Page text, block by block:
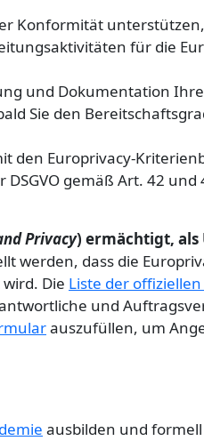
Konformität
für die
und Dokumentation
Sie den
den Europrivacy-
gemäß Art. 42 und
Privacy) ermächtigt,
werden, dass die
Die Liste der
und
auszufüllen, um
ausbilden und